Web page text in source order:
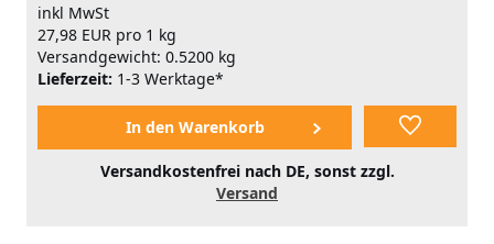
inkl MwSt
27,98 EUR pro 1 kg
Versandgewicht: 0.5200 kg
Lieferzeit: 1-3 Werktage*
Versandkostenfrei nach DE, sonst zzgl.
Versand